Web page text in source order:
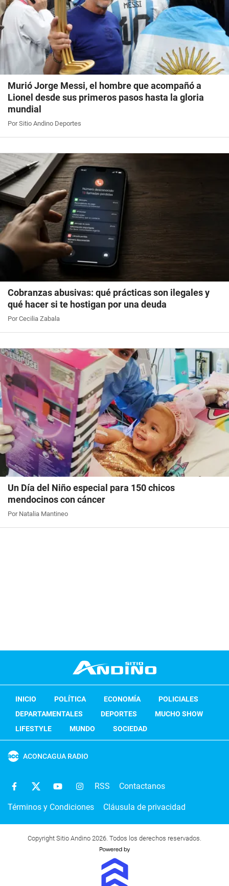
Murió Jorge Messi, el hombre que acompañó a
Lionel desde sus primeros pasos hasta la gloria
mundial
Por Sitio Andino Deportes
Cobranzas abusivas: qué prácticas son ilegales y
qué hacer si te hostigan por una deuda
Por Cecilia Zabala
Un Día del Niño especial para 150 chicos
mendocinos con cáncer
Por Natalia Mantineo
INICIO POLÍTICA ECONOMÍA
POLICIALES
DEPARTAMENTALES
DEPORTES
MUCHO SHOW
LIFESTYLE
MUNDO SOCIEDAD
ACONCAGUA RADIO
RSS Contactanos
Términos y Condiciones Cláusula de privacidad
Copyright Sitio Andino 2026. Todos los derechos reservados.